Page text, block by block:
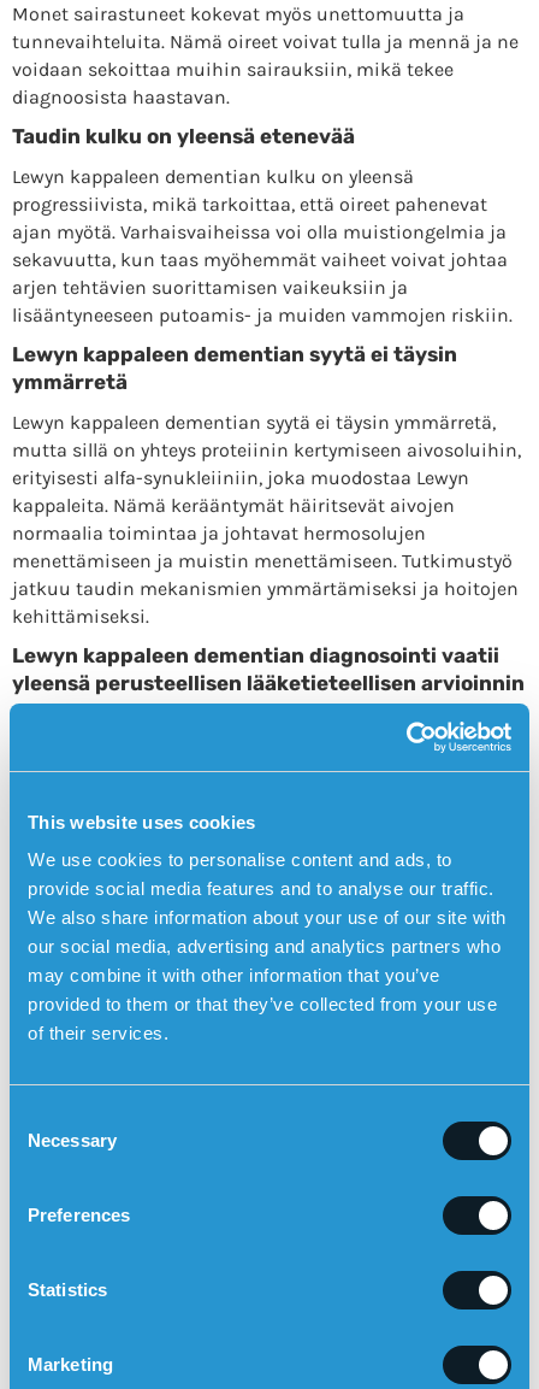
This website uses cookies
We use cookies to personalise content and ads, to
provide social media features and to analyse our traffic.
We also share information about your use of our site with
our social media, advertising and analytics partners who
may combine it with other information that you’ve
provided to them or that they’ve collected from your use
of their services.
Necessary
Preferences
Statistics
Marketing
Monet sairastuneet kokevat myös unettomuutta ja
tunnevaihteluita. Nämä oireet voivat tulla ja mennä ja ne
voidaan sekoittaa muihin sairauksiin, mikä tekee
diagnoosista haastavan.
Taudin kulku on yleensä etenevää
Lewyn kappaleen dementian kulku on yleensä
progressiivista, mikä tarkoittaa, että oireet pahenevat
ajan myötä. Varhaisvaiheissa voi olla muistiongelmia ja
sekavuutta, kun taas myöhemmät vaiheet voivat johtaa
arjen tehtävien suorittamisen vaikeuksiin ja
lisääntyneeseen putoamis- ja muiden vammojen riskiin.
Lewyn kappaleen dementian syytä ei täysin
ymmärretä
Lewyn kappaleen dementian syytä ei täysin ymmärretä,
mutta sillä on yhteys proteiinin kertymiseen aivosoluihin,
erityisesti alfa-synukleiiniin, joka muodostaa Lewyn
kappaleita. Nämä kerääntymät häiritsevät aivojen
normaalia toimintaa ja johtavat hermosolujen
menettämiseen ja muistin menettämiseen. Tutkimustyö
jatkuu taudin mekanismien ymmärtämiseksi ja hoitojen
kehittämiseksi.
Lewyn kappaleen dementian diagnosointi vaatii
yleensä perusteellisen lääketieteellisen arvioinnin
Lewyn kappaleen dementian diagnosointi vaatii yleensä
perusteellisen lääketieteellisen arvioinnin, mukaan lukien
neurologiset testit ja joskus kuvantamistestit, kuten
jotta voidaan sulkea pois oireiden muut syyt.
Lewyn kappaleen dementian hoidossa keskitytään
oireiden lievittämiseen ja sairastuneen henkilön
elämänlaadun parantamiseen. Se voi sisältää lääkkeitä
liikehäiriöiden ja hallusinaatioiden hallitsemiseksi sekä
terapiaa ja tukea käyttäytymis- ja kognitiivisten
haasteiden hallitsemiseksi.